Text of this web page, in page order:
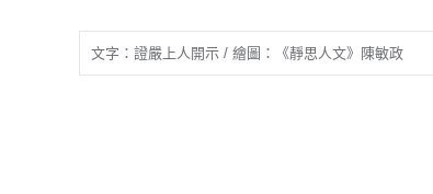
文字：證嚴上人開示 / 繪圖：《靜思人文》陳敏政